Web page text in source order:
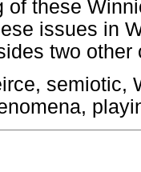
of these
issues in
two
semiotic,